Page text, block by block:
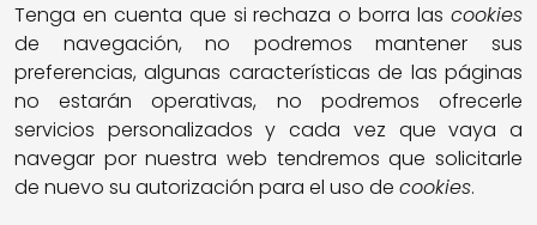
Tenga en cuenta que si rechaza o borra las cookies
de navegación, no podremos mantener sus
preferencias, algunas características de las páginas
no estarán operativas, no podremos ofrecerle
servicios personalizados y cada vez que vaya a
navegar por nuestra web tendremos que solicitarle
de nuevo su autorización para el uso de cookies.